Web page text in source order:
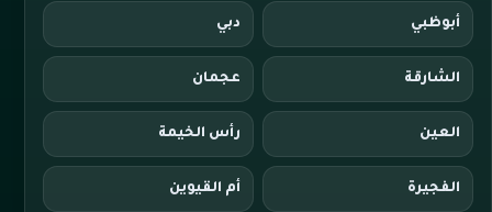
أبوظبي دبي
الشارقة عجمان
العين رأس الخيمة
الفجيرة أم القيوين